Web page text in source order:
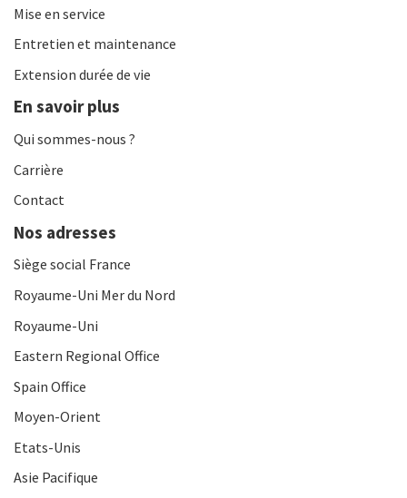
Mise en service
Entretien et maintenance
Extension durée de vie
En savoir plus
Qui sommes-nous ?
Carrière
Contact
Nos adresses
Siège social France
Royaume-Uni Mer du Nord
Royaume-Uni
Eastern Regional Office
Spain Office
Moyen-Orient
Etats-Unis
Asie Pacifique